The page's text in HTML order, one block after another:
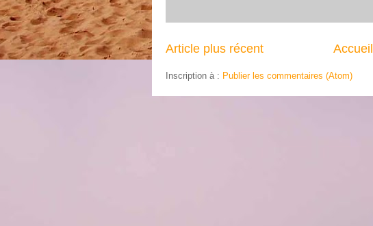
Article plus récent Accueil
Inscription à : Publier les commentaires (Atom)